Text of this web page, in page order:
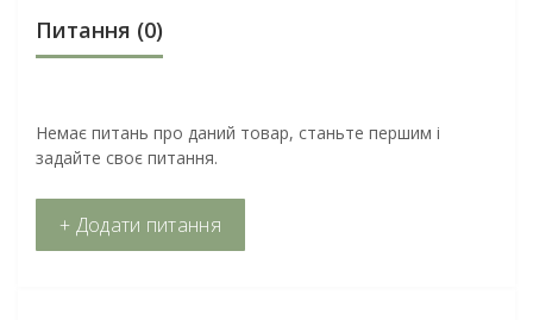
Питання (0)
Немає питань про даний товар, станьте першим і
задайте своє питання.
+ Додати питання